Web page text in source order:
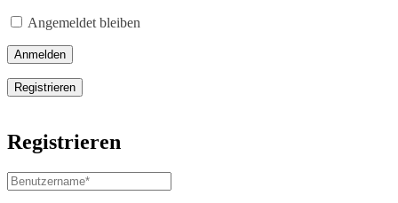
Angemeldet bleiben
Anmelden
Registrieren
Registrieren
Benutzername
Erforderlich